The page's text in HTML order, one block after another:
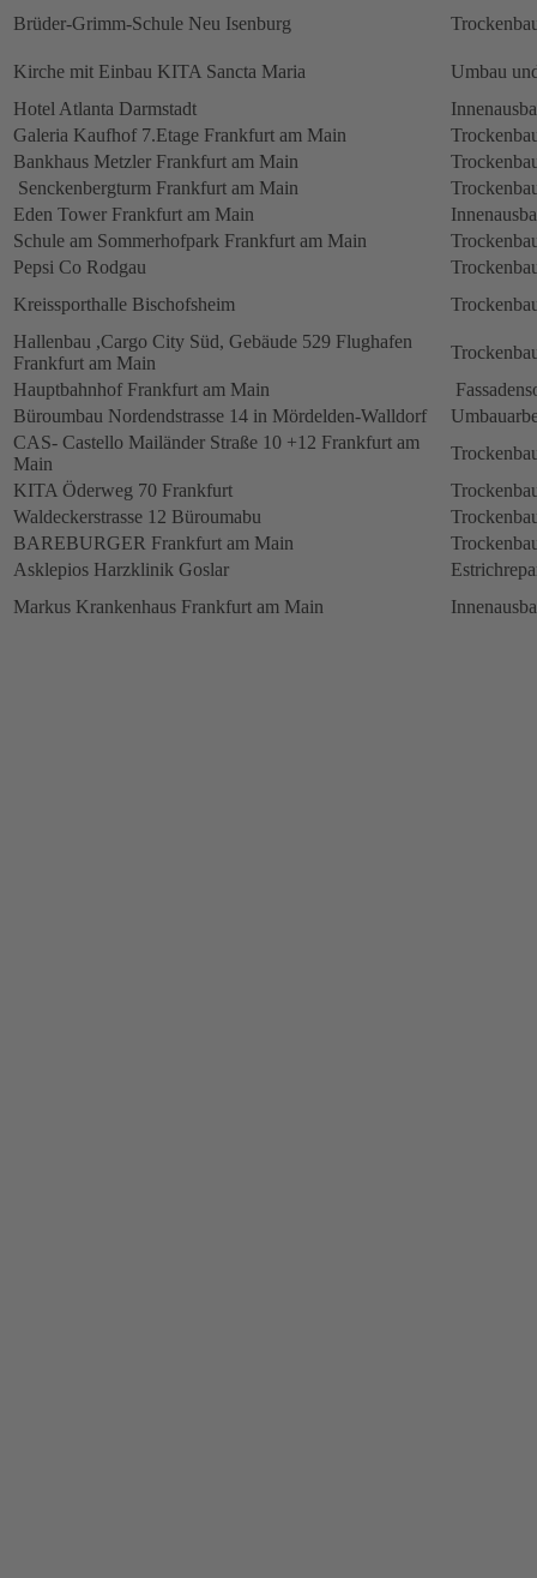
Brüder-Grimm-Schule Neu Isenburg
Kirche mit Einbau KITA Sancta Maria
Umbau
Hotel Atlanta Darmstadt
Galeria Kaufhof 7.Etage Frankfurt am Main
Bankhaus Metzler Frankfurt am Main
Senckenbergturm Frankfurt am Main
Eden Tower Frankfurt am Main
Schule am Sommerhofpark Frankfurt am Main
Pepsi Co Rodgau
Kreissporthalle Bischofsheim
Hallenbau ,Cargo City Süd, Gebäude 529 Flughafen
Frankfurt am Main
Hauptbahnhof Frankfurt am Main
Büroumbau Nordendstrasse 14 in Mördelden-Walldorf
CAS- Castello Mailänder Straße 10 +12 Frankfurt am
Main
KITA Öderweg 70 Frankfurt
Waldeckerstrasse 12 Büroumabu
BAREBURGER Frankfurt am Main
Asklepios Harzklinik Goslar
Markus Krankenhaus Frankfurt am Main